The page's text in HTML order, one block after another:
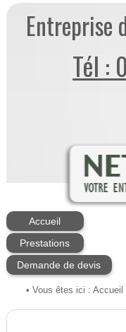
Entreprise
Tél :
Accueil
Prestations
Demande de devis
• Vous êtes ici : Accueil